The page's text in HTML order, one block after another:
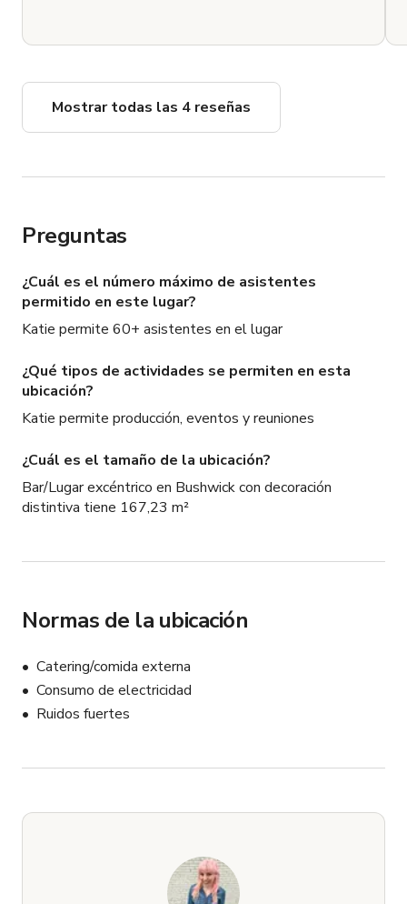
Mostrar todas las 4 reseñas
Preguntas
¿Cuál es el número máximo de asistentes
permitido en este lugar?
Katie permite 60+ asistentes en el lugar
¿Qué tipos de actividades se permiten en esta
ubicación?
Katie permite producción, eventos y reuniones
¿Cuál es el tamaño de la ubicación?
Bar/Lugar excéntrico en Bushwick con decoración
distintiva tiene 167,23 m²
Normas de la ubicación
Catering/comida externa
Consumo de electricidad
Ruidos fuertes